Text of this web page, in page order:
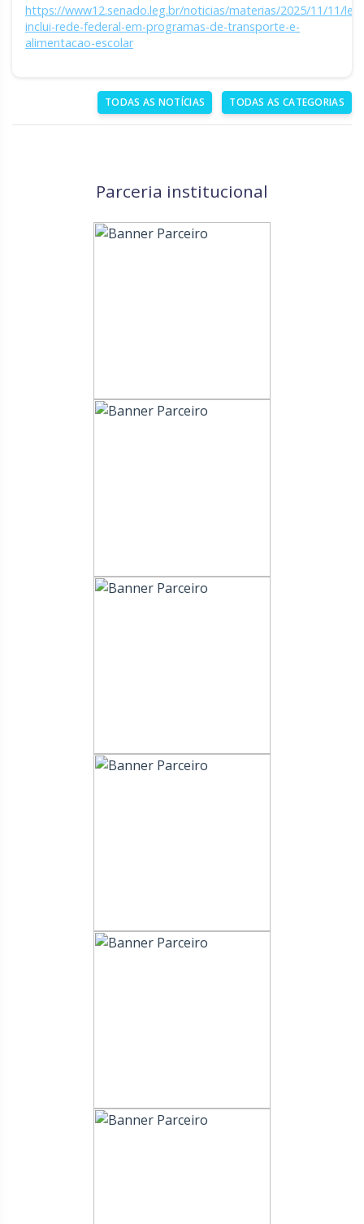
https://www12.senado.leg.br/noticias/materias/2025/11/11/lei-
inclui-rede-federal-em-programas-de-transporte-e-
alimentacao-escolar
TODAS AS NOTÍCIAS TODAS AS CATEGORIAS
Parceria institucional